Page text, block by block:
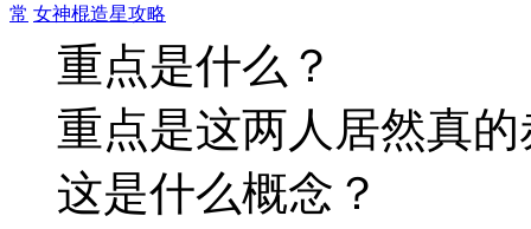
常 女神棍造星攻略
重点是什么？
重点是这两人居然真的
这是什么概念？